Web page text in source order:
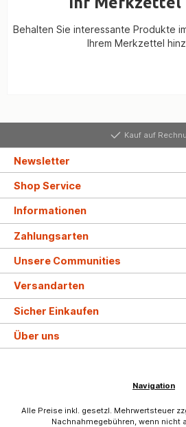
Behalten Sie interessante Produkte
Ihrem Merkzettel
Kauf auf
Newsletter
Shop Service
Informationen
Zahlungsarten
Unsere Communities
Versandarten
Sicher Einkaufen
Über uns
Navigation
Alle Preise inkl. gesetzl. Mehrwertsteuer
Nachnahmegebühren, wenn nicht